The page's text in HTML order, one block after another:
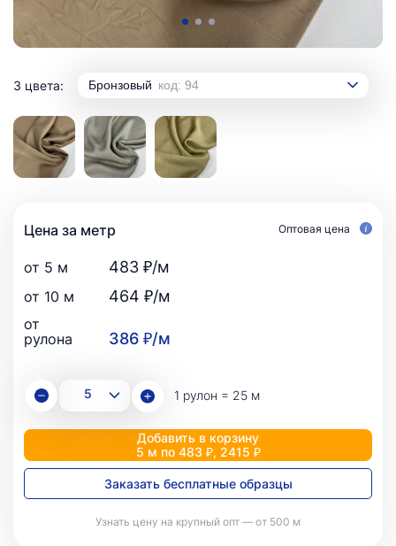
3 цвета: Бронзовый код: 94
Цена за метр Оптовая цена
от 5 м 483 ₽/м
от 10 м 464 ₽/м
от
рулона
386 ₽/м
1 рулон = 25 м
Добавить в корзину
5 м по 483 ₽, 2415 ₽
Заказать бесплатные образцы
Узнать цену на крупный опт — от 500 м